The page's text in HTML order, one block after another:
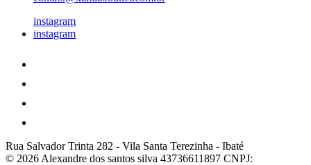
instagram
instagram
Rua Salvador Trinta 282 - Vila Santa Terezinha - Ibaté
© 2026 Alexandre dos santos silva 43736611897 CNPJ: